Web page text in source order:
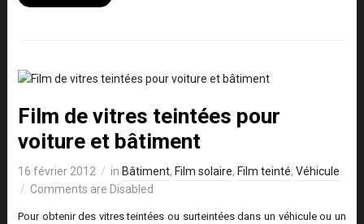
Film de vitres teintées pour
voiture et bâtiment
16 février 2012 in Bâtiment, Film solaire, Film teinté, Véhicule
Comments are Disabled
Pour obtenir des vitres teintées ou surteintées dans un véhicule ou un